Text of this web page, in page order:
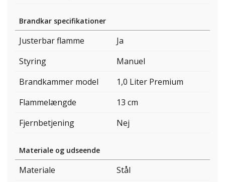
Brandkar specifikationer
Justerbar flamme
Ja
Styring
Manuel
Brandkammer model
1,0 Liter Premium
Flammelængde
13 cm
Fjernbetjening
Nej
Materiale og udseende
Materiale
Stål